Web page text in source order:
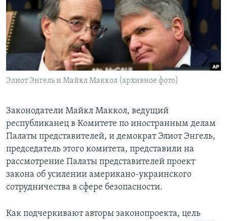
Learning English
СОЦИАЛЬНЫЕ СЕТИ
Элиот Энгель и Майкл Маккол (архивное фото)
Законодатели Майкл Маккол, ведущий
республиканец в Комитете по иностранным делам
Палаты представителей, и демократ Элиот Энгель,
председатель этого комитета, представили на
рассмотрение Палаты представителей проект
закона об усилении американо-украинского
сотрудничества в сфере безопасности.
Как подчеркивают авторы законопроекта, цель